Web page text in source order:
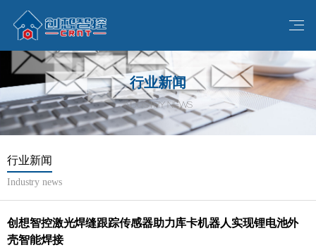
行业新闻
INDUSTRY NEWS
行业新闻
Industry news
创想智控激光焊缝跟踪传感器助力库卡机器人实现锂电池外
壳智能焊接